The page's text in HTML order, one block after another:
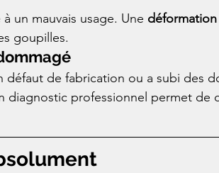
un mauvais usage. Une
goupilles.
défaut de fabrication ou a subi des
diagnostic professionnel permet de